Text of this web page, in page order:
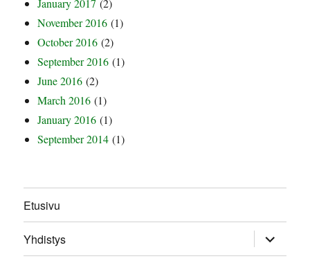
January 2017 (2)
November 2016 (1)
October 2016 (2)
September 2016 (1)
June 2016 (2)
March 2016 (1)
January 2016 (1)
September 2014 (1)
Etusivu
Yhdistys expand
child
menu